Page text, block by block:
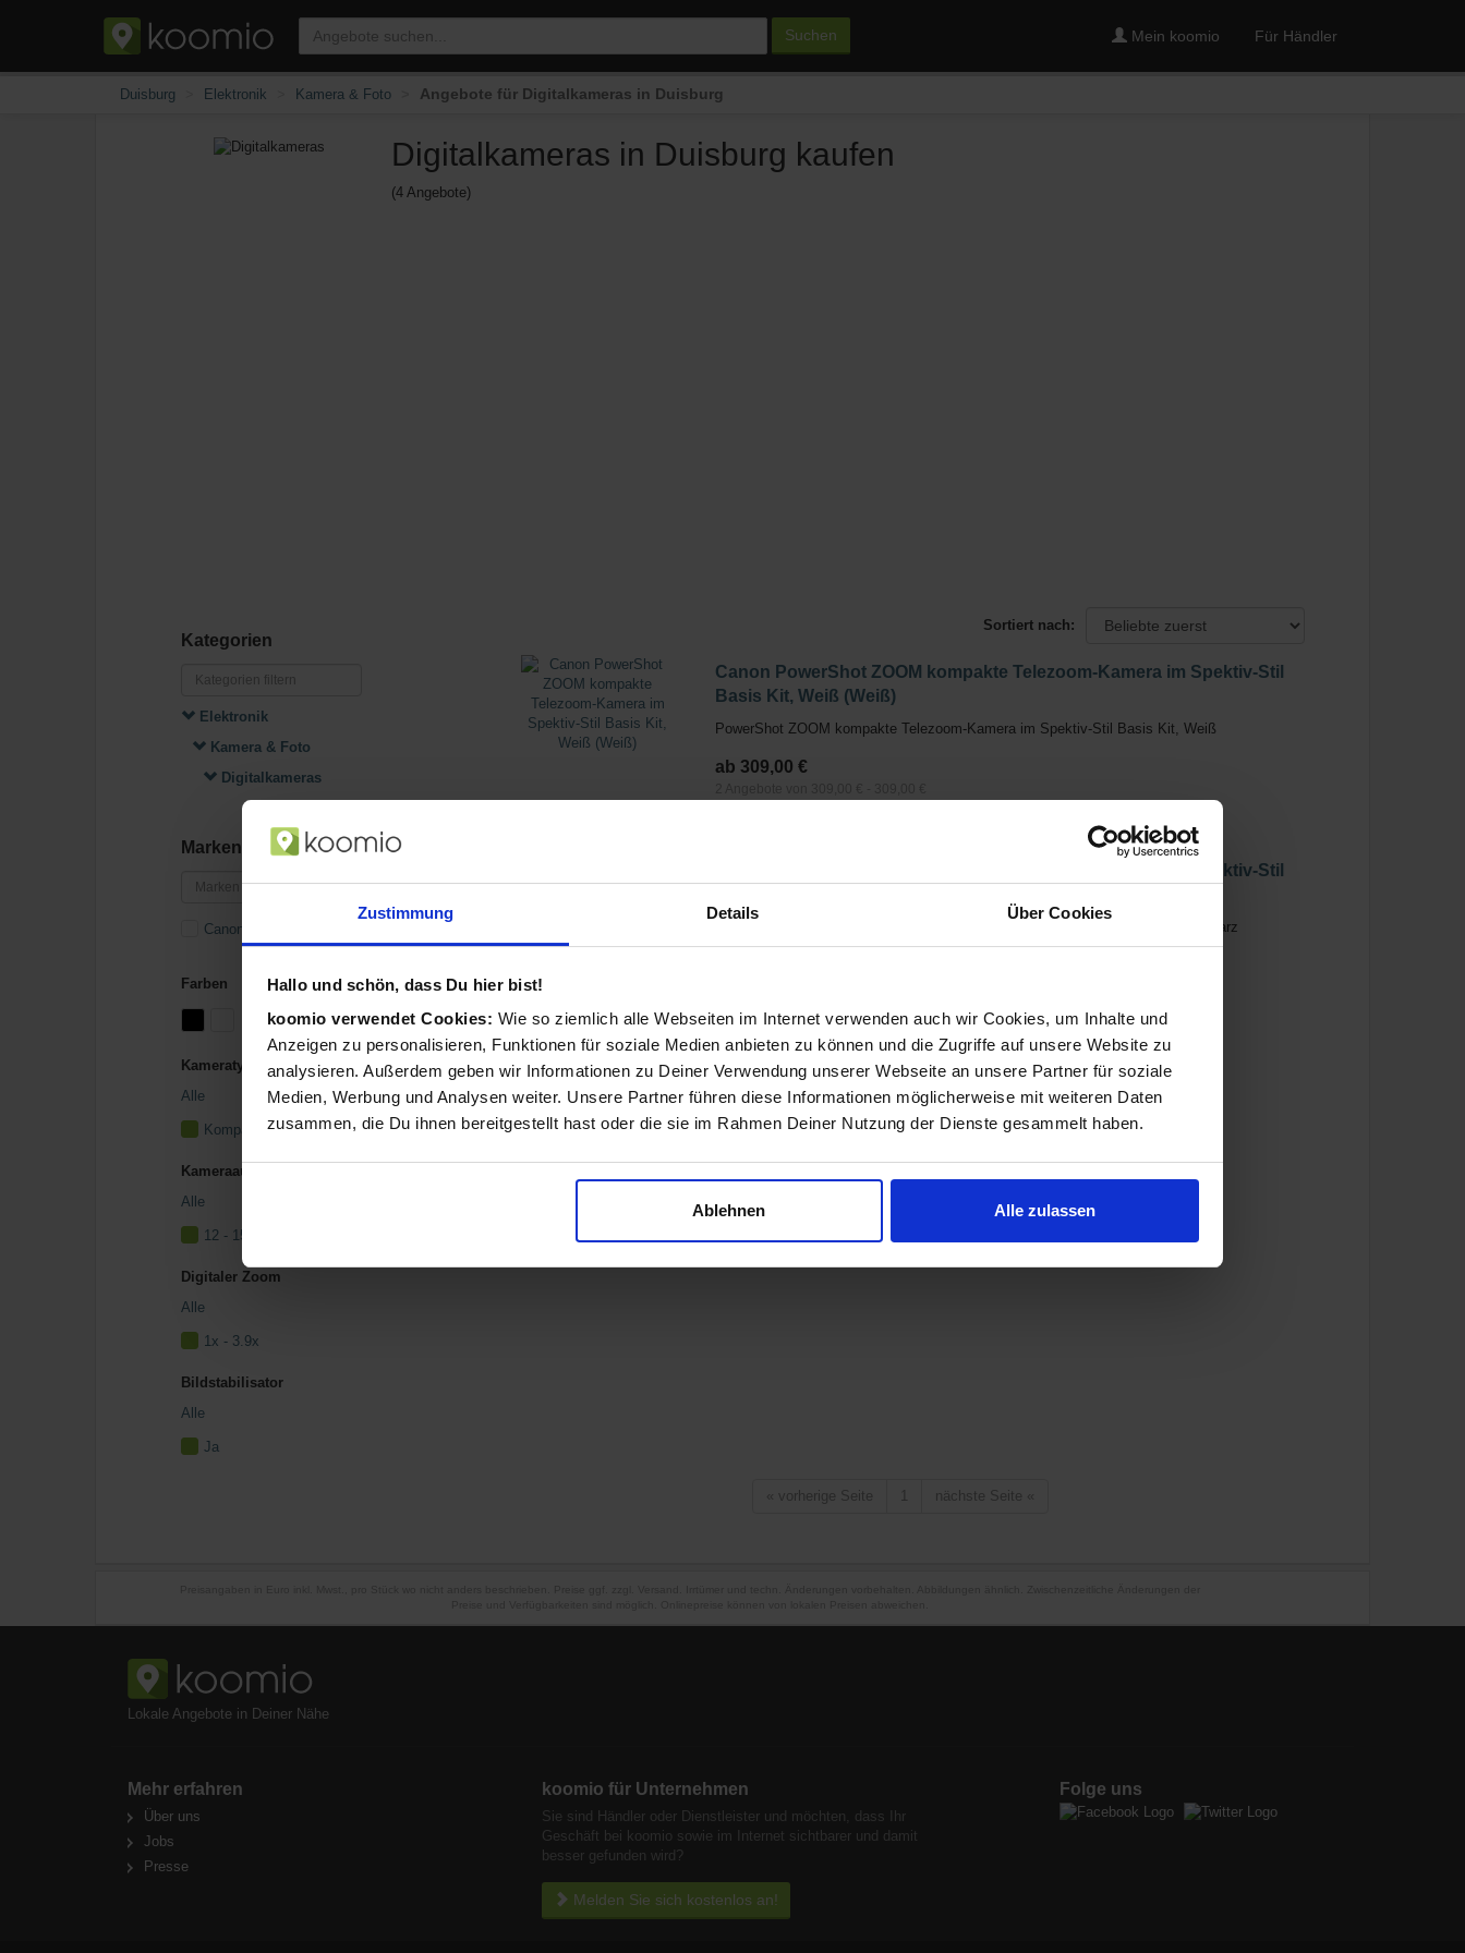
Zustimmung Details Über Cookies
Hallo und schön, dass Du hier bist!
koomio verwendet Cookies: Wie so ziemlich alle Webseiten im Internet verwenden auch wir Cookies, um Inhalte und
Anzeigen zu personalisieren, Funktionen für soziale Medien anbieten zu können und die Zugriffe auf unsere Website zu
analysieren. Außerdem geben wir Informationen zu Deiner Verwendung unserer Webseite an unsere Partner für soziale
Medien, Werbung und Analysen weiter. Unsere Partner führen diese Informationen möglicherweise mit weiteren Daten
zusammen, die Du ihnen bereitgestellt hast oder die sie im Rahmen Deiner Nutzung der Dienste gesammelt haben.
Ablehnen Alle zulassen
Suchen Mein koomio Für Händler
Duisburg Elektronik Kamera & Foto Angebote für Digitalkameras in Duisburg
Digitalkameras in Duisburg kaufen
(4 Angebote)
Kategorien
Elektronik
Kamera & Foto
Digitalkameras
Marken
Canon
Farben
Kameratyp
Alle
Kompaktkamera
Kameraauflösung
Alle
12 - 15,9 MP
Digitaler Zoom
Alle
1x - 3.9x
Bildstabilisator
Alle
Ja
Sortiert nach:
Canon PowerShot ZOOM kompakte Telezoom-Kamera im Spektiv-Stil
Basis Kit, Weiß (Weiß)
PowerShot ZOOM kompakte Telezoom-Kamera im Spektiv-Stil Basis Kit, Weiß
ab 309,00 €
Canon PowerShot ZOOM kompakte Telezoom-Kamera im Spektiv-Stil
PowerShot ZOOM kompakte Telezoom-Kamera im Spektiv-Stil Basis Kit, Schwarz
vorherige Seite 1 nächste Seite
Lokale Angebote in Deiner Nähe
Mehr erfahren
Über uns
Jobs
Presse
koomio für Unternehmen
Sie sind Händler oder Dienstleister und möchten, dass Ihr
Geschäft bei koomio sowie im Internet sichtbarer und damit
besser gefunden wird?
Melden Sie sich kostenlos an!
Folge uns